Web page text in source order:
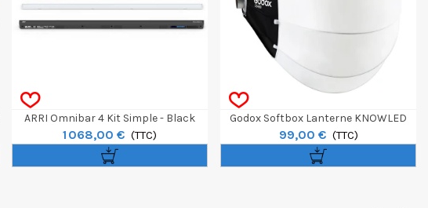
ARRI Omnibar 4 Kit Simple - Black
1 068,00 € (TTC)
Godox Softbox Lanterne KNOWLED
CS85D - 85cm
99,00 € (TTC)